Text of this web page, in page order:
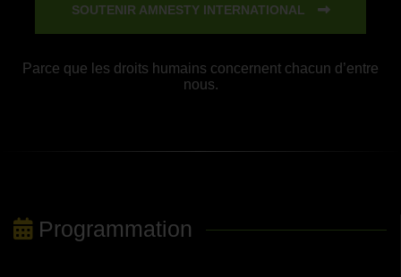
SOUTENIR AMNESTY INTERNATIONAL
Parce que les droits humains concernent chacun d’entre
nous.
Programmation